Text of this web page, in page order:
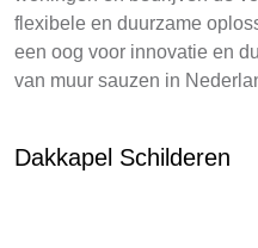
flexibele en duurzame
een oog voor innovatie en
van muur sauzen in
Dakkapel Schilderen